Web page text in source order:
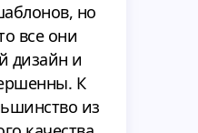
но
все они
дизайн и
К
из